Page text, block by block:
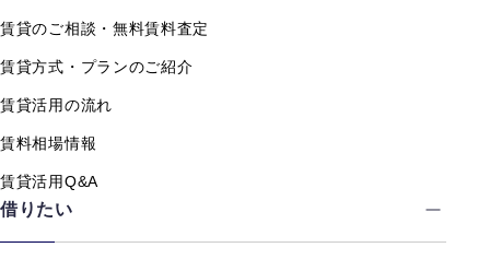
賃貸のご相談・無料賃料査定
賃貸方式・プランのご紹介
賃貸活用の流れ
賃料相場情報
賃貸活用Q&A
借りたい